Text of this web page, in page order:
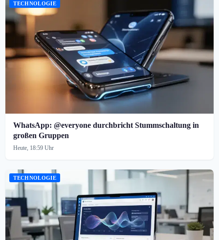
TECHNOLOGIE
WhatsApp: @everyone durchbricht Stummschaltung in
großen Gruppen
Heute, 18:59 Uhr
TECHNOLOGIE